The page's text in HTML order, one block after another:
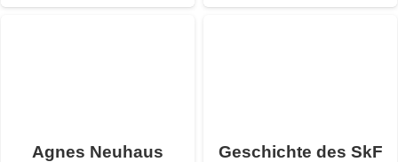
Agnes Neu­haus
Geschichte des SkF